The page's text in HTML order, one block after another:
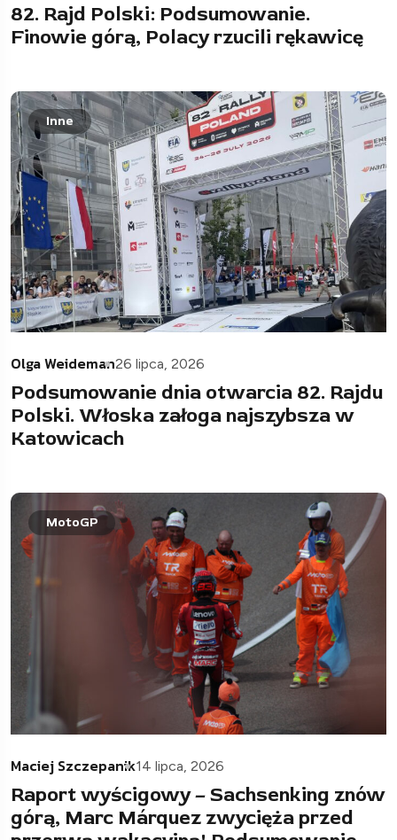
82. Rajd Polski: Podsumowanie.
Finowie górą, Polacy rzucili rękawicę
Inne
Olga Weideman26 lipca, 2026
Podsumowanie dnia otwarcia 82. Rajdu
Polski. Włoska załoga najszybsza w
Katowicach
MotoGP
Maciej Szczepanik14 lipca, 2026
Raport wyścigowy – Sachsenking znów
górą, Marc Márquez zwycięża przed